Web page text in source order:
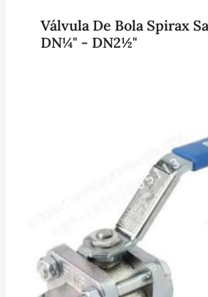
Válvula De Bola Spirax
DN¼" - DN2½"